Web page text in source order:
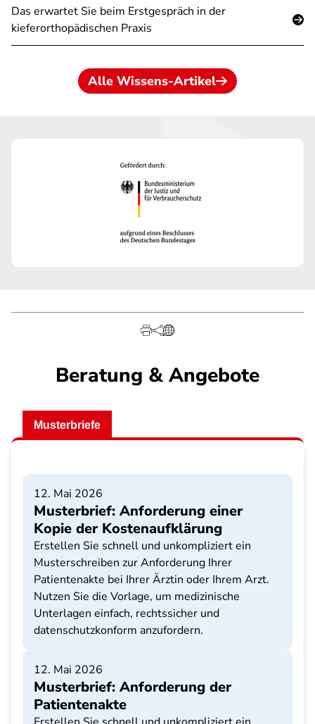
Das erwartet Sie beim Erstgespräch in der
kieferorthopädischen Praxis
Alle Wissens-Artikel
Beratung & Angebote
Musterbriefe
12. Mai 2026
Musterbrief: Anforderung einer
Kopie der Kostenaufklärung
Erstellen Sie schnell und unkompliziert ein
Musterschreiben zur Anforderung Ihrer
Patientenakte bei Ihrer Ärztin oder Ihrem Arzt.
Nutzen Sie die Vorlage, um medizinische
Unterlagen einfach, rechtssicher und
datenschutzkonform anzufordern.
12. Mai 2026
Musterbrief: Anforderung der
Patientenakte